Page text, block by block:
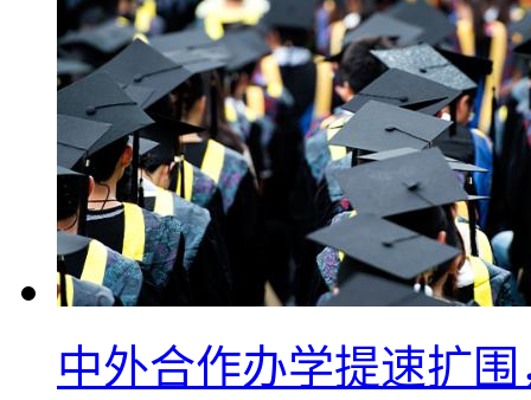
中外合作办学提速扩